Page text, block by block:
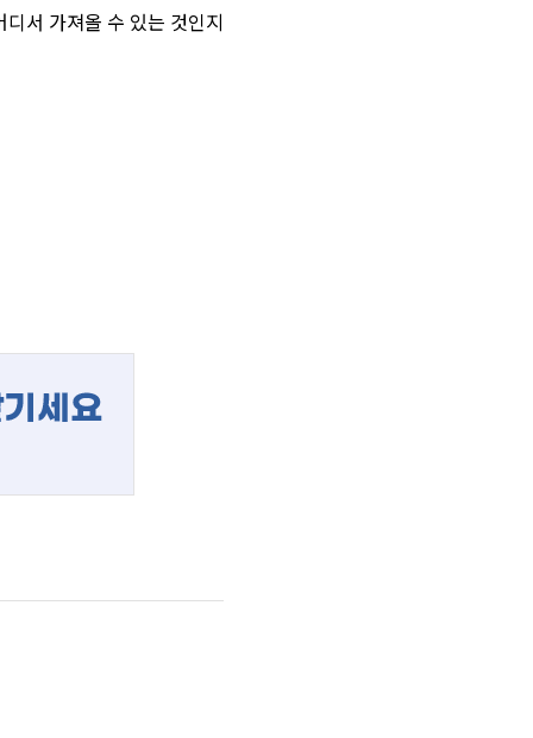
서 가져올 수 있는 것인지